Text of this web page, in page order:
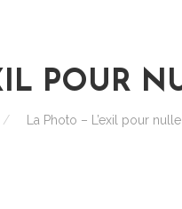
POUR
/ La Photo – L’exil pour